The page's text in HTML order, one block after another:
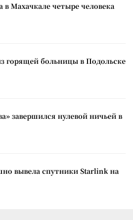
Махачкале четыре человека
горящей больницы в Подольске
завершился нулевой ничьей в
вывела спутники Starlink на